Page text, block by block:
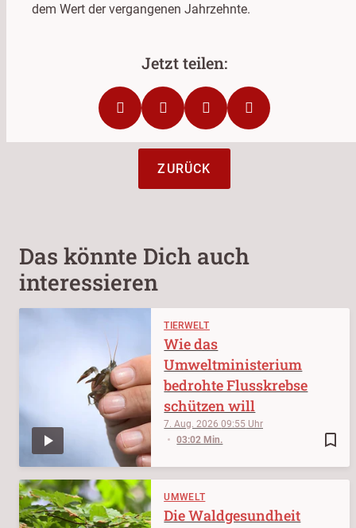
dem Wert der vergangenen Jahrzehnte.
ZURÜCK
Das könnte Dich auch
interessieren
TIERWELT
bookmark_border
7. Aug. 202609:55
03:02 Min.
Wie das
Umweltministerium
bedrohte Flusskrebse
schützen will
UMWELT
Die Waldgesundheit